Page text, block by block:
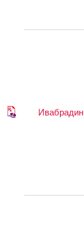
Ивабрадин